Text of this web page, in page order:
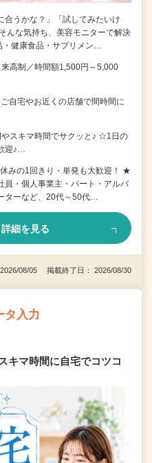
合うかな？」「試してみたいけ
んな気持ち、美容モニターで解決
健康食品・サプリメン…
高制／時間額1,500円～5,000
自宅やお近くの店舗で間時間に
スキマ時間でサクッと♪ ☆1日の
迎♪…
みの1回きり・単発も大歓迎！ ★
員・個人事業主・パート・アルバ
ターなど、20代～50代…
詳細を見る
08/05 掲載終了日： 2026/08/30
タ入力
キマ時間に自宅でコツコ